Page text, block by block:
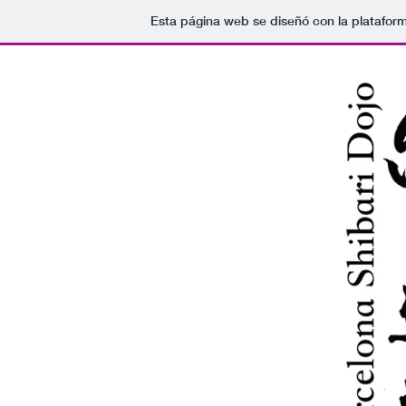
Esta página web se diseñó con la